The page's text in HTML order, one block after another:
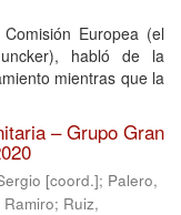
Europea (el
habló de la
mientras que la
– Grupo Gran
[coord.]; Palero,
; Ruiz,